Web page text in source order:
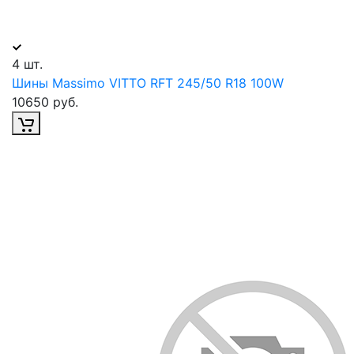
4 шт.
Шины Massimo VITTO RFT 245/50 R18 100W
10650 руб.